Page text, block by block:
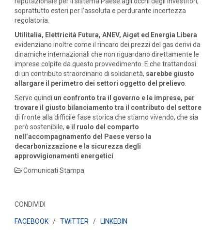
soprattutto esteri per l’assoluta e perdurante incertezza
regolatoria.
Utilitalia, Elettricità Futura, ANEV, Aiget ed Energia Libera
evidenziano inoltre come il rincaro dei prezzi del gas derivi da
dinamiche internazionali che non riguardano direttamente le
imprese colpite da questo provvedimento. E che trattandosi
di un contributo straordinario di solidarietà, sarebbe giusto
allargare il perimetro dei settori oggetto del prelievo
Serve quindi un confronto tra il governo e le imprese, per
trovare il giusto bilanciamento tra il contributo del settore
di fronte alla difficile fase storica che stiamo vivendo, che sia
però sostenibile, e il ruolo del comparto
nell’accompagnamento del Paese verso la
decarbonizzazione e la sicurezza degli
approvvigionamenti energetici
Comunicati Stampa
CONDIVIDI
FACEBOOK / TWITTER / LINKEDIN